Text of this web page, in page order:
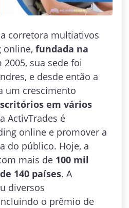
corretora multiativos
online, fundada na
2005, sua sede foi
e desde então a
um crescimento
em vários
ActivTrades é
online e promover a
do público. Hoje, a
mais de 100 mil
140 países. A
diversos
o prêmio de